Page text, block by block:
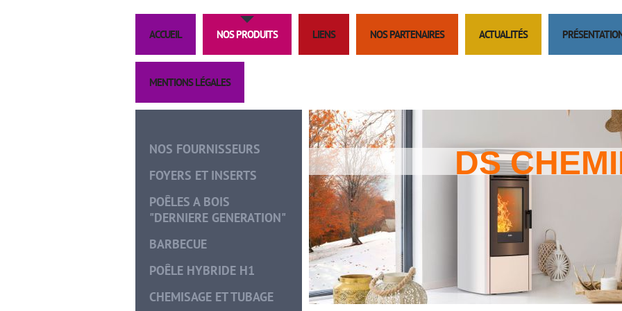
ACCUEIL NOS PRODUITS LIENS NOS PARTENAIRES ACTUALITÉS
MENTIONS LÉGALES
NOS FOURNISSEURS
FOYERS ET INSERTS
POÊLES A BOIS
"DERNIERE GENERATION"
BARBECUE
POÊLE HYBRIDE H1
CHEMISAGE ET TUBAGE
DS